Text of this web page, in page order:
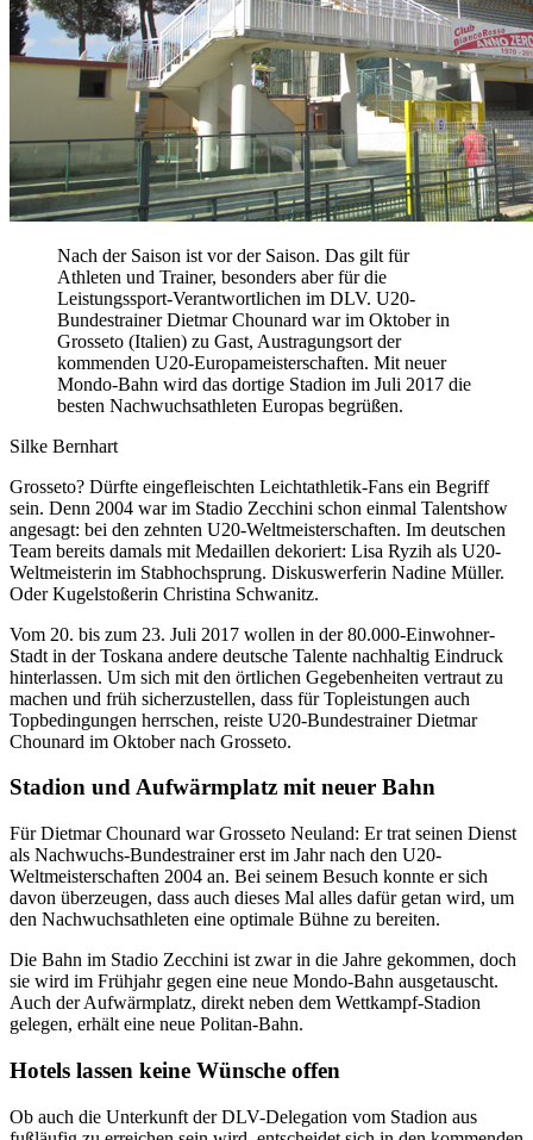
Nach der Saison ist vor der Saison. Das gilt für
Athleten und Trainer, besonders aber für die
Leistungssport-Verantwortlichen im DLV. U20-
Bundestrainer Dietmar Chounard war im Oktober in
Grosseto (Italien) zu Gast, Austragungsort der
kommenden U20-Europameisterschaften. Mit neuer
Mondo-Bahn wird das dortige Stadion im Juli 2017 die
besten Nachwuchsathleten Europas begrüßen.
Silke Bernhart
Grosseto? Dürfte eingefleischten Leichtathletik-Fans ein Begriff
sein. Denn 2004 war im Stadio Zecchini schon einmal Talentshow
angesagt: bei den zehnten U20-Weltmeisterschaften. Im deutschen
Team bereits damals mit Medaillen dekoriert: Lisa Ryzih als U20-
Weltmeisterin im Stabhochsprung. Diskuswerferin Nadine Müller.
Oder Kugelstoßerin Christina Schwanitz.
Vom 20. bis zum 23. Juli 2017 wollen in der 80.000-Einwohner-
Stadt in der Toskana andere deutsche Talente nachhaltig Eindruck
hinterlassen. Um sich mit den örtlichen Gegebenheiten vertraut zu
machen und früh sicherzustellen, dass für Topleistungen auch
Topbedingungen herrschen, reiste U20-Bundestrainer Dietmar
Chounard im Oktober nach Grosseto.
Stadion und Aufwärmplatz mit neuer Bahn
Für Dietmar Chounard war Grosseto Neuland: Er trat seinen Dienst
als Nachwuchs-Bundestrainer erst im Jahr nach den U20-
Weltmeisterschaften 2004 an. Bei seinem Besuch konnte er sich
davon überzeugen, dass auch dieses Mal alles dafür getan wird, um
den Nachwuchsathleten eine optimale Bühne zu bereiten.
Die Bahn im Stadio Zecchini ist zwar in die Jahre gekommen, doch
sie wird im Frühjahr gegen eine neue Mondo-Bahn ausgetauscht.
Auch der Aufwärmplatz, direkt neben dem Wettkampf-Stadion
gelegen, erhält eine neue Politan-Bahn.
Hotels lassen keine Wünsche offen
Ob auch die Unterkunft der DLV-Delegation vom Stadion aus